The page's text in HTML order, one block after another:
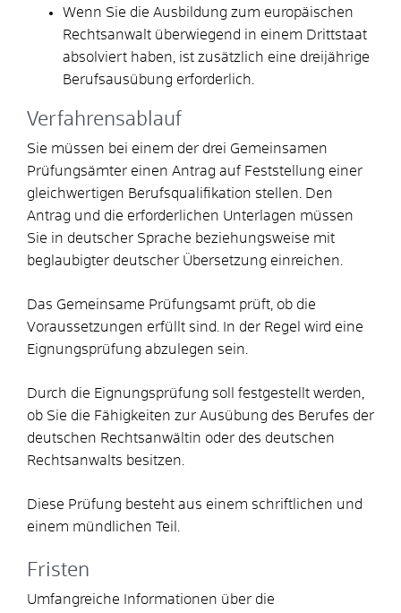
Wenn Sie die Ausbildung zum europäischen
Rechtsanwalt überwiegend in einem Drittstaat
absolviert haben, ist zusätzlich eine dreijährige
Berufsausübung erforderlich.
Verfahrensablauf
Sie müssen bei einem der drei Gemeinsamen
Prüfungsämter einen Antrag auf Feststellung einer
gleichwertigen Berufsqualifikation stellen. Den
Antrag und die erforderlichen Unterlagen müssen
Sie in deutscher Sprache beziehungsweise mit
beglaubigter deutscher Übersetzung einreichen.
Das Gemeinsame Prüfungsamt prüft, ob die
Voraussetzungen erfüllt sind. In der Regel wird eine
Eignungsprüfung abzulegen sein.
Durch die Eignungsprüfung soll festgestellt werden,
ob Sie die Fähigkeiten zur Ausübung des Berufes der
deutschen Rechtsanwältin oder des deutschen
Rechtsanwalts besitzen.
Diese Prüfung besteht aus einem schriftlichen und
einem mündlichen Teil.
Fristen
Umfangreiche Informationen über die